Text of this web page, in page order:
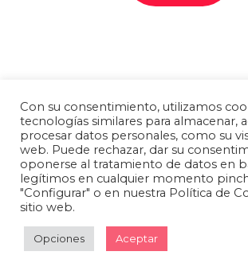
Con su consentimiento, utilizamos
tecnologías similares para almacenar,
procesar datos personales, como su
web. Puede rechazar, dar su
oponerse al tratamiento de datos en
legítimos en cualquier momento
"Configurar" o en nuestra Política de
sitio web.
Opciones Aceptar